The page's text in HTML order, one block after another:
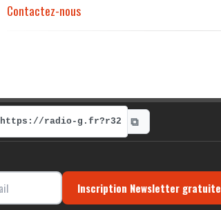
Contactez-nous
https://radio-g.fr?r32 ⧉
Inscription Newsletter gratuite